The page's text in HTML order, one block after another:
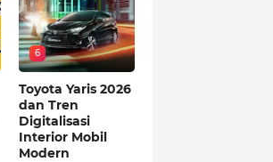
6
Toyota Yaris 2026
dan Tren
Digitalisasi
Interior Mobil
Modern